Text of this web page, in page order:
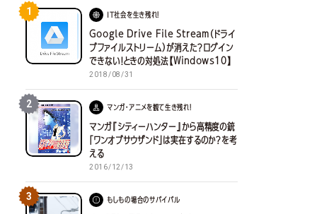
1 IT社会を生き残れ！
Google Drive File Stream（ドライ
ブファイルストリーム）が消えた？ログイン
できない！ときの対処法【Windows10】
2018/08/31
2 マンガ・アニメを観て生き残れ！
マンガ『シティーハンター』から高精度の銃
「ワンオブサウザンド」は実在するのか？を考
える
2016/12/13
3 もしもの場合のサバイバル